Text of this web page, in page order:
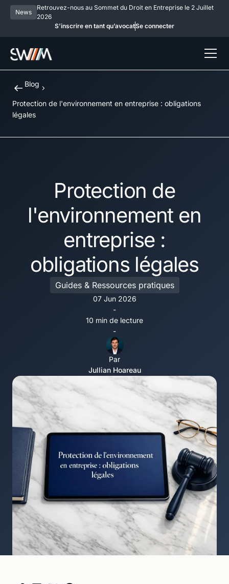
News
Retrouvez-nous au Sommet du Droit en Entreprise le 2 Juillet
2026
S’inscrire en tant qu’avocatSe connecter
Blog
Protection de l'environnement en entreprise : obligations
légales
Protection de
l'environnement en
entreprise :
obligations légales
Guides & Ressources pratiques
07 Jun 2026
-
10 min de lecture
-
Par
Jullian Hoareau